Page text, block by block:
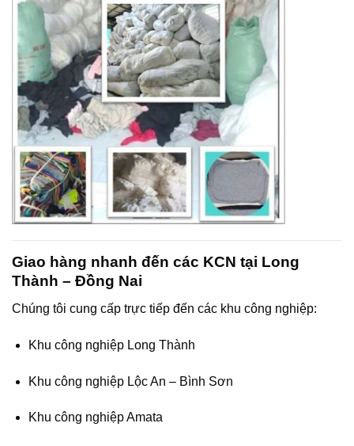
Giao hàng nhanh đến các KCN tại Long
Thành – Đồng Nai
Chúng tôi cung cấp trực tiếp đến các khu công nghiệp:
Khu công nghiệp Long Thành
Khu công nghiệp Lộc An – Bình Sơn
Khu công nghiệp Amata